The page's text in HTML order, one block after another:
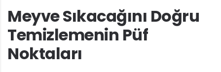
Meyve Sıkacağını Doğru
Temizlemenin Püf
Noktaları